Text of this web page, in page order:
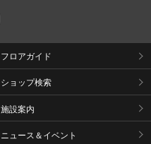
フロアガイド
ショップ検索
施設案内
ニュース＆イベント